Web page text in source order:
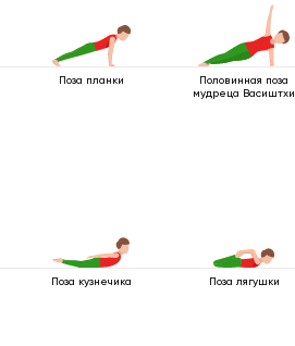
Поза планки
Половинная поза
мудреца Васиштхи
Поза кузнечика Поза лягушки